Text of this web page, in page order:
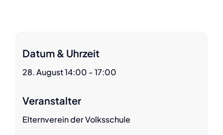
Datum & Uhrzeit
28. August 14:00 - 17:00
Veranstalter
Elternverein der Volksschule